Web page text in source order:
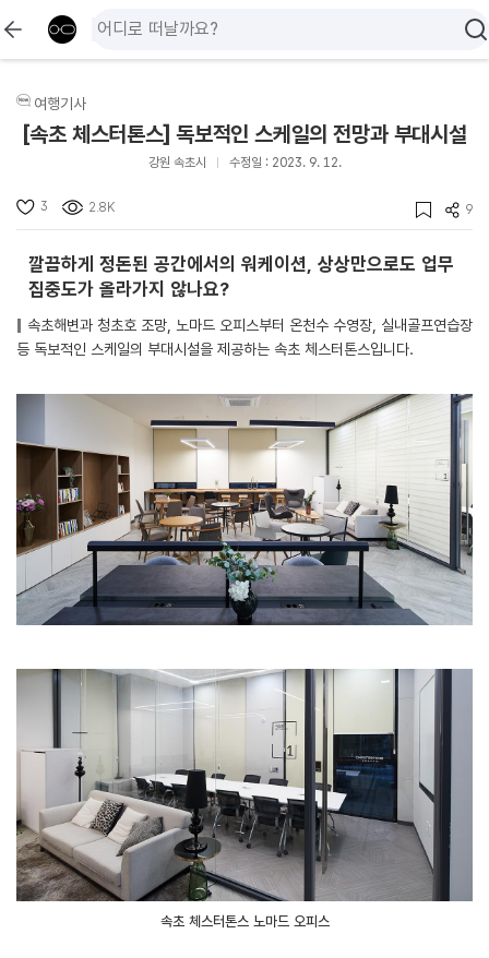
여행기사
[속초 체스터톤스] 독보적인 스케일의 전망과 부대시설
강원 속초시 수정일 : 2023. 9. 12.
3 2.8K 9
깔끔하게 정돈된 공간에서의 워케이션, 상상만으로도 업무
집중도가 올라가지 않나요?
속초해변과 청초호 조망, 노마드 오피스부터 온천수 수영장, 실내골프연습장
등 독보적인 스케일의 부대시설을 제공하는 속초 체스터톤스입니다.
속초 체스터톤스 노마드 오피스